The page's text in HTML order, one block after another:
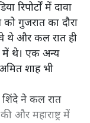
रिपोर्टों में दावा
गुजरात का दौरा
थे और कल रात ही
में थे। एक अन्य
शाह भी
शिंदे ने कल रात
और महाराष्ट्र में